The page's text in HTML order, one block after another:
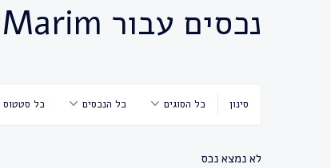
נכסים עבור Castro Marim
סינון כל הסוגים כל הנכסים כל סטטוס
לא נמצא נכס